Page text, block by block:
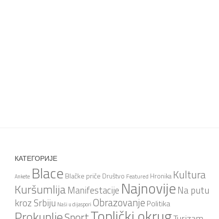
КАТЕГОРИЈЕ
Ankete Blace Blačke priče Društvo Featured Hronika Kultura
KuršumlijaManifestacije NajnovijeNa putu
kroz Srbiju Naši u dijaspori Obrazovanje Politika